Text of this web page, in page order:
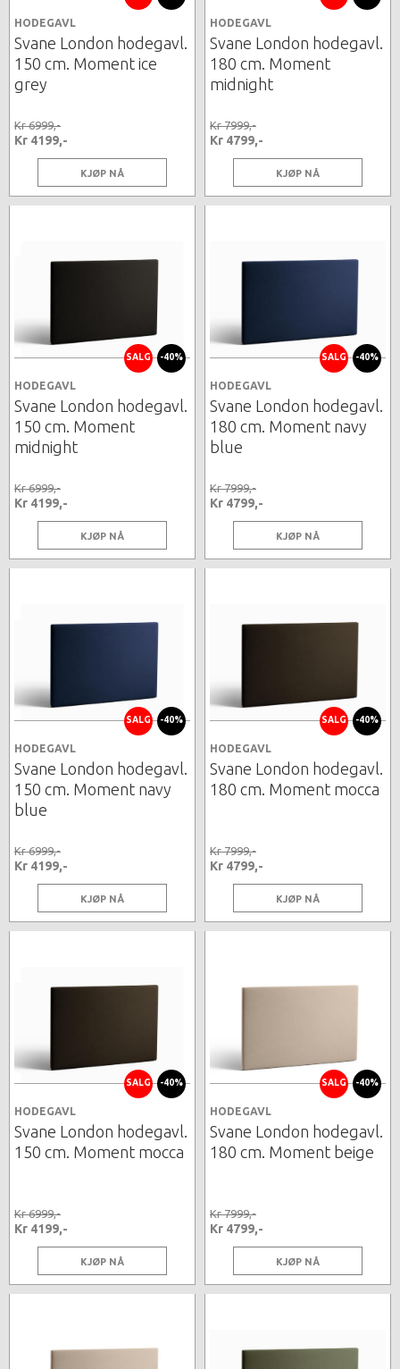
HODEGAVL
Svane London hodegavl.
150 cm. Moment ice
grey
Kr 6999,-
Kr 4199,-
KJØP NÅ
HODEGAVL
Svane London hodegavl.
180 cm. Moment
midnight
Kr 7999,-
Kr 4799,-
KJØP NÅ
SALG -40%
HODEGAVL
Svane London hodegavl.
150 cm. Moment
midnight
Kr 6999,-
Kr 4199,-
KJØP NÅ
SALG -40%
HODEGAVL
Svane London hodegavl.
180 cm. Moment navy
blue
Kr 7999,-
Kr 4799,-
KJØP NÅ
SALG -40%
HODEGAVL
Svane London hodegavl.
150 cm. Moment navy
blue
Kr 6999,-
Kr 4199,-
KJØP NÅ
SALG -40%
HODEGAVL
Svane London hodegavl.
180 cm. Moment mocca
Kr 7999,-
Kr 4799,-
KJØP NÅ
SALG -40%
HODEGAVL
Svane London hodegavl.
150 cm. Moment mocca
Kr 6999,-
Kr 4199,-
KJØP NÅ
SALG -40%
HODEGAVL
Svane London hodegavl.
180 cm. Moment beige
Kr 7999,-
Kr 4799,-
KJØP NÅ